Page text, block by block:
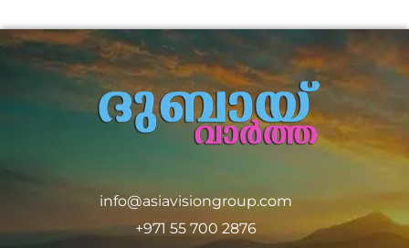
info@asiavisiongroup.com
+971 55 700 2876